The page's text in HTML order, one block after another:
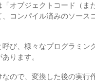
オブジェクトコード（ま
コンパイル済みのソース
び、様々なプログラミン
ります。
ので、変換した後の実行